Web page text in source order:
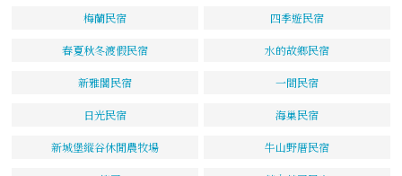
梅蘭民宿 四季遊民宿
春夏秋冬渡假民宿 水的故鄉民宿
新雅閣民宿 一間民宿
日光民宿 海巢民宿
新城堡縱谷休閒農牧場 牛山野厝民宿